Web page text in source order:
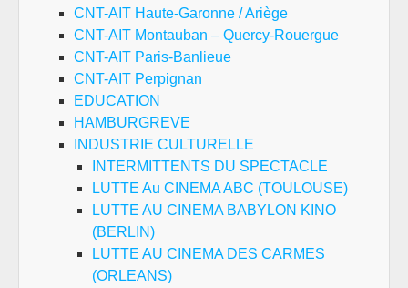
CNT-AIT Haute-Garonne / Ariège
CNT-AIT Montauban – Quercy-Rouergue
CNT-AIT Paris-Banlieue
CNT-AIT Perpignan
EDUCATION
HAMBURGREVE
INDUSTRIE CULTURELLE
INTERMITTENTS DU SPECTACLE
LUTTE Au CINEMA ABC (TOULOUSE)
LUTTE AU CINEMA BABYLON KINO
(BERLIN)
LUTTE AU CINEMA DES CARMES
(ORLEANS)